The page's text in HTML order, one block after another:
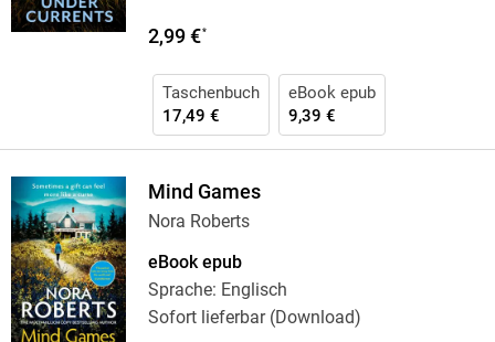
2,99 €*
Taschenbuch
17,49 €
eBook epub
9,39 €
Mind Games
Nora Roberts
eBook epub
Sprache: Englisch
Sofort lieferbar (Download)